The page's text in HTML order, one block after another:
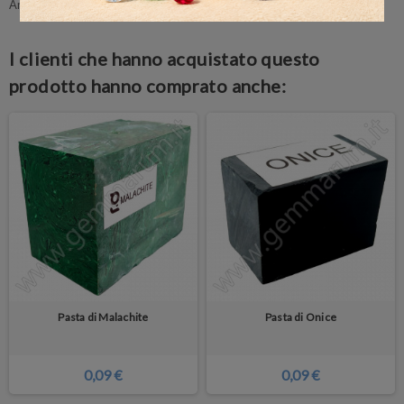
Ancora nessuna recensione da parte degli utenti.
I clienti che hanno acquistato questo
prodotto hanno comprato anche:
Pasta di Malachite
0,09 €
Pasta di Onice
0,09 €